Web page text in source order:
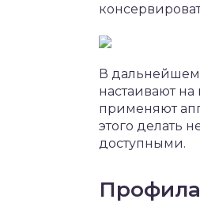
В
настаивают
применяют
этого делать
доступными.